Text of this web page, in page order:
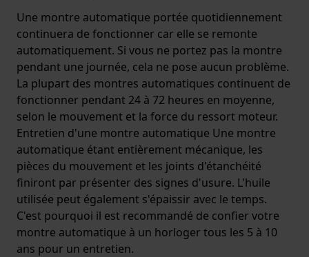
Une montre automatique portée quotidiennement
continuera de fonctionner car elle se remonte
automatiquement. Si vous ne portez pas la montre
pendant une journée, cela ne pose aucun problème.
La plupart des montres automatiques continuent de
fonctionner pendant 24 à 72 heures en moyenne,
selon le mouvement et la force du ressort moteur.
Entretien d'une montre automatique Une montre
automatique étant entièrement mécanique, les
pièces du mouvement et les joints d'étanchéité
finiront par présenter des signes d'usure. L'huile
utilisée peut également s'épaissir avec le temps.
C'est pourquoi il est recommandé de confier votre
montre automatique à un horloger tous les 5 à 10
ans pour un entretien.